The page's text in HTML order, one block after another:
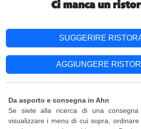
Ci manca un
SUGGERIRE
AGGIUNGERE
Da asporto e consegna in Ahn
Se siete alla ricerca di una
visualizzare i menu di cui sopra,